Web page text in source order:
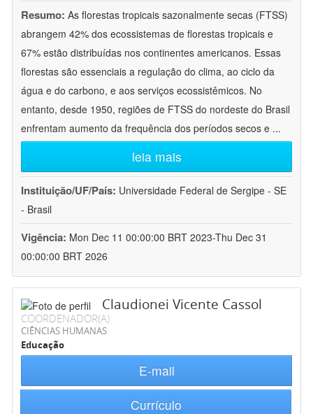
Resumo: As florestas tropicais sazonalmente secas (FTSS)
abrangem 42% dos ecossistemas de florestas tropicais e
67% estão distribuídas nos continentes americanos. Essas
florestas são essenciais a regulação do clima, ao ciclo da
água e do carbono, e aos serviços ecossistêmicos. No
entanto, desde 1950, regiões de FTSS do nordeste do Brasil
enfrentam aumento da frequência dos períodos secos e ...
leia mais
Instituição/UF/País: Universidade Federal de Sergipe - SE
- Brasil
Vigência: Mon Dec 11 00:00:00 BRT 2023-Thu Dec 31
00:00:00 BRT 2026
Claudionei Vicente Cassol
COORDENADOR(A)
CIÊNCIAS HUMANAS
Educação
E-mail
Currículo